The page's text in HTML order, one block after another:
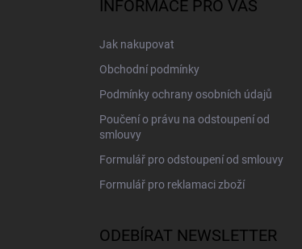
INFORMACE PRO VÁS
Jak nakupovat
Obchodní podmínky
Podmínky ochrany osobních údajů
Poučení o právu na odstoupení od
smlouvy
Formulář pro odstoupení od smlouvy
Formulář pro reklamaci zboží
ODEBÍRAT NEWSLETTER